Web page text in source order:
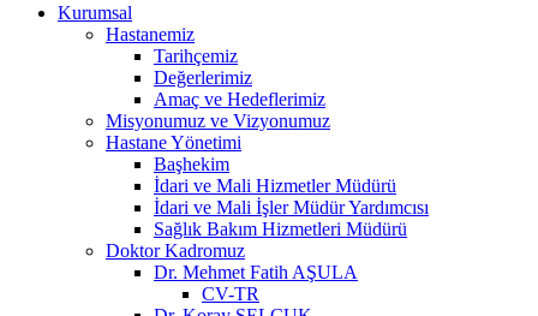
Kurumsal
Hastanemiz
Tarihçemiz
Değerlerimiz
Amaç ve Hedeflerimiz
Misyonumuz ve Vizyonumuz
Hastane Yönetimi
Başhekim
İdari ve Mali Hizmetler Müdürü
İdari ve Mali İşler Müdür Yardımcısı
Sağlık Bakım Hizmetleri Müdürü
Doktor Kadromuz
Dr. Mehmet Fatih AŞULA
CV-TR